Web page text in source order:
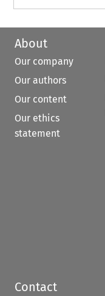
About
Our company
Our authors
Our content
Our ethics
statement
Contact